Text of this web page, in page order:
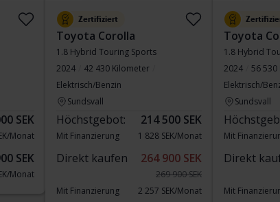
SEK
Monat
SEK
Monat
Zertifiziert
Toyota Corolla
1.8 Hybrid Touring Sports
2024
42 430 Kilometer
Elektrisch/Benzin
Sundsvall
Höchstgebot: 214 500 SEK
Mit Finanzierung 1 828 SEK/Monat
Direkt kaufen 264 900 SEK
269 900 SEK
Mit Finanzierung
2 257 SEK/Monat
Toyota
1.8 Hybrid
2024
56
Elektrisch/
Sundsvall
Mit
Direkt
Mit